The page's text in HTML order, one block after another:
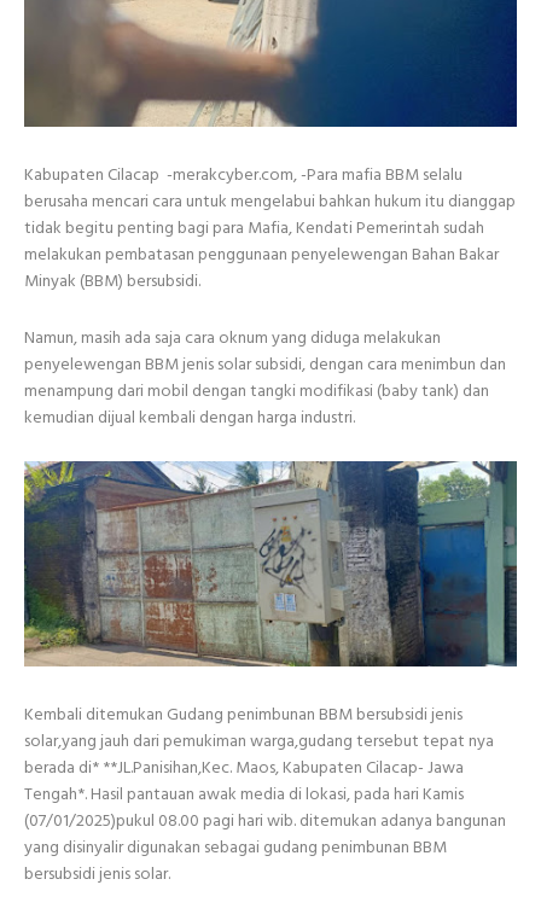
Kabupaten Cilacap -merakcyber.com, -Para mafia BBM selalu
berusaha mencari cara untuk mengelabui bahkan hukum itu dianggap
tidak begitu penting bagi para Mafia, Kendati Pemerintah sudah
melakukan pembatasan penggunaan penyelewengan Bahan Bakar
Minyak (BBM) bersubsidi.
Namun, masih ada saja cara oknum yang diduga melakukan
penyelewengan BBM jenis solar subsidi, dengan cara menimbun dan
menampung dari mobil dengan tangki modifikasi (baby tank) dan
kemudian dijual kembali dengan harga industri.
Kembali ditemukan Gudang penimbunan BBM bersubsidi jenis
solar,yang jauh dari pemukiman warga,gudang tersebut tepat nya
berada di* **JL.Panisihan,Kec. Maos, Kabupaten Cilacap- Jawa
Tengah*. Hasil pantauan awak media di lokasi, pada hari Kamis
(07/01/2025)pukul 08.00 pagi hari wib. ditemukan adanya bangunan
yang disinyalir digunakan sebagai gudang penimbunan BBM
bersubsidi jenis solar.